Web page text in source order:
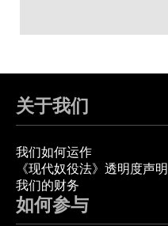
关于我们
我们如何运作
《现代奴役法》透明度声明
我们的财务
如何参与